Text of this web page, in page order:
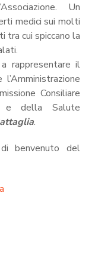
Un
medici sui molti
tra cui spiccano la
rappresentare il
Consiliare
e della Salute
.
benvenuto del